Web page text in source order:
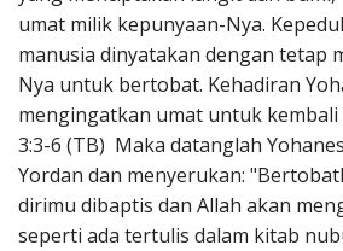
umat milik kepunyaan-Nya.
manusia dinyatakan dengan tetap
Nya untuk bertobat. Kehadiran
mengingatkan umat untuk kembali
3:3-6 (TB) Maka datanglah
Yordan dan menyerukan:
dirimu dibaptis dan Allah akan
seperti ada tertulis dalam kitab